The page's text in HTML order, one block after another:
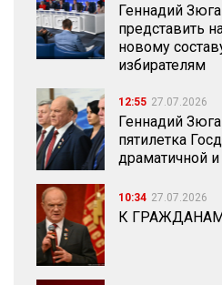
Геннадий
представить
новому
избирателям
12:55 27.07.2026
Геннадий
пятилетка
драматичной
10:34 27.07.2026
К